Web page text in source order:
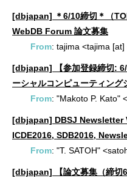
[dbjapan] ＊6/10締切＊（
WebDB Forum 論文募集
From: tajima <tajima
[dbjapan] 【参加登録締切:
ーシャルコンピューティング
From: "Makoto P. Kato"
[dbjapan] DBSJ Newsletter
ICDE2016, SDB2016,
From: "T. SATOH"
[dbjapan] 【論文募集（締切